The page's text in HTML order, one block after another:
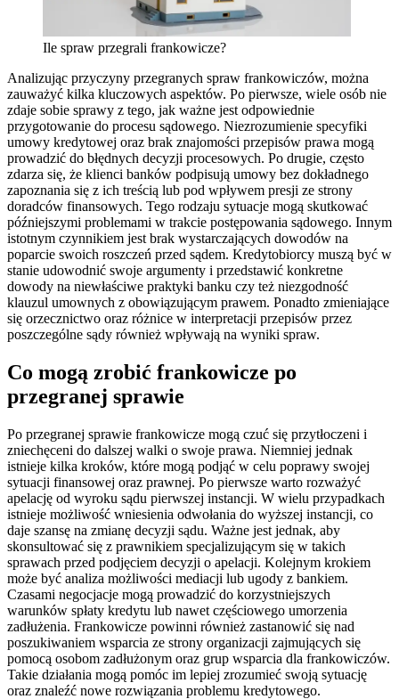
Ile spraw przegrali frankowicze?
Analizując przyczyny przegranych spraw frankowiczów, można
zauważyć kilka kluczowych aspektów. Po pierwsze, wiele osób nie
zdaje sobie sprawy z tego, jak ważne jest odpowiednie
przygotowanie do procesu sądowego. Niezrozumienie specyfiki
umowy kredytowej oraz brak znajomości przepisów prawa mogą
prowadzić do błędnych decyzji procesowych. Po drugie, często
zdarza się, że klienci banków podpisują umowy bez dokładnego
zapoznania się z ich treścią lub pod wpływem presji ze strony
doradców finansowych. Tego rodzaju sytuacje mogą skutkować
późniejszymi problemami w trakcie postępowania sądowego. Innym
istotnym czynnikiem jest brak wystarczających dowodów na
poparcie swoich roszczeń przed sądem. Kredytobiorcy muszą być w
stanie udowodnić swoje argumenty i przedstawić konkretne
dowody na niewłaściwe praktyki banku czy też niezgodność
klauzul umownych z obowiązującym prawem. Ponadto zmieniające
się orzecznictwo oraz różnice w interpretacji przepisów przez
poszczególne sądy również wpływają na wyniki spraw.
Co mogą zrobić frankowicze po
przegranej sprawie
Po przegranej sprawie frankowicze mogą czuć się przytłoczeni i
zniechęceni do dalszej walki o swoje prawa. Niemniej jednak
istnieje kilka kroków, które mogą podjąć w celu poprawy swojej
sytuacji finansowej oraz prawnej. Po pierwsze warto rozważyć
apelację od wyroku sądu pierwszej instancji. W wielu przypadkach
istnieje możliwość wniesienia odwołania do wyższej instancji, co
daje szansę na zmianę decyzji sądu. Ważne jest jednak, aby
skonsultować się z prawnikiem specjalizującym się w takich
sprawach przed podjęciem decyzji o apelacji. Kolejnym krokiem
może być analiza możliwości mediacji lub ugody z bankiem.
Czasami negocjacje mogą prowadzić do korzystniejszych
warunków spłaty kredytu lub nawet częściowego umorzenia
zadłużenia. Frankowicze powinni również zastanowić się nad
poszukiwaniem wsparcia ze strony organizacji zajmujących się
pomocą osobom zadłużonym oraz grup wsparcia dla frankowiczów.
Takie działania mogą pomóc im lepiej zrozumieć swoją sytuację
oraz znaleźć nowe rozwiązania problemu kredytowego.